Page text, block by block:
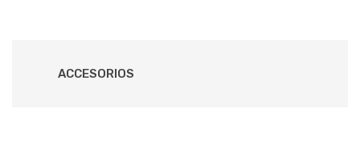
ACCESORIOS